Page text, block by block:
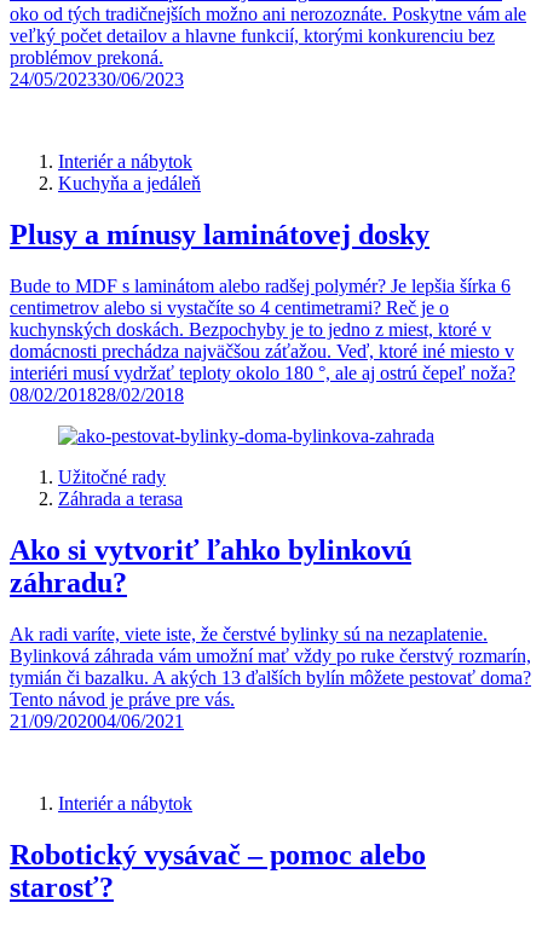
oko od tých tradičnejších možno ani nerozoznáte. Poskytne vám ale
veľký počet detailov a hlavne funkcií, ktorými konkurenciu bez
problémov prekoná.
24/05/202330/06/2023
Interiér a nábytok
Kuchyňa a jedáleň
Plusy a mínusy laminátovej dosky
Bude to MDF s laminátom alebo radšej polymér? Je lepšia šírka 6
centimetrov alebo si vystačíte so 4 centimetrami? Reč je o
kuchynských doskách. Bezpochyby je to jedno z miest, ktoré v
domácnosti prechádza najväčšou záťažou. Veď, ktoré iné miesto v
interiéri musí vydržať teploty okolo 180 °, ale aj ostrú čepeľ noža?
08/02/201828/02/2018
Užitočné rady
Záhrada a terasa
Ako si vytvoriť ľahko bylinkovú
záhradu?
Ak radi varíte, viete iste, že čerstvé bylinky sú na nezaplatenie.
Bylinková záhrada vám umožní mať vždy po ruke čerstvý rozmarín,
tymián či bazalku. A akých 13 ďalších bylín môžete pestovať doma?
Tento návod je práve pre vás.
21/09/202004/06/2021
Interiér a nábytok
Robotický vysávač – pomoc alebo
starosť?